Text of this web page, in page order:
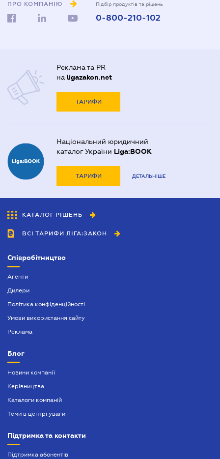
ПРО КОМПАНІЮ Підбір продуктів та рішень
0-800-210-102
Реклама та PR
на ligazakon.net
ТАРИФИ
Національний юридичний
каталог України Liga:BOOK
ТАРИФИ ДЕТАЛЬНІШЕ
КАТАЛОГ РІШЕНЬ
ВСІ ТАРИФИ ЛІГА:ЗАКОН
Співробітництво
Агенти
Дилери
Політика конфіденційності
Умови використання сайту
Реклама
Блог
Новини компанії
Керівництва
Каталоги компаній
Теми в центрі уваги
Підтримка та контакти
Підтримка абонентів